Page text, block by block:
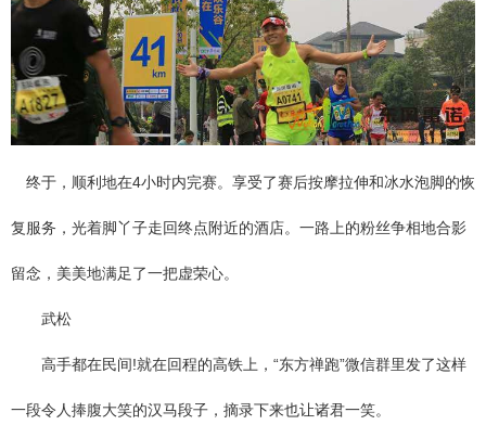
终于，顺利地在4小时内完赛。享受了赛后按摩拉伸和冰水泡脚的恢
复服务，光着脚丫子走回终点附近的酒店。一路上的粉丝争相地合影
留念，美美地满足了一把虚荣心。
武松
高手都在民间!就在回程的高铁上，“东方禅跑”微信群里发了这样
一段令人捧腹大笑的汉马段子，摘录下来也让诸君一笑。